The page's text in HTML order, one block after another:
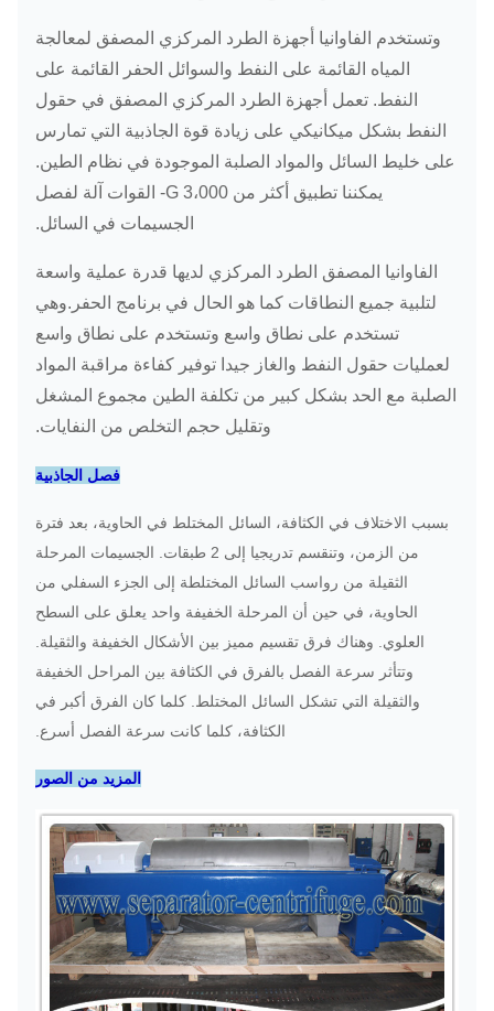
PNX-
418
355
4000
3175
22 / 7.5
16.5
3000
2113
30
55/15
3 ~
PDC-
18-
450
3300
2739
10 ~
20
37/11
20
500
3200
2860
45
55/11
540
2800
2366
15 ~
45/15
وتستخدم الفاوانيا أجهزة الطرد المركزي المصفق لمعالجة
المياه القائمة على النفط والسوائل الحفر القائمة على
النفط. تعمل أجهزة الطرد المركزي المصفق في حقول
النفط بشكل ميكانيكي على زيادة قوة الجاذبية التي تمارس
على خليط السائل والمواد الصلبة الموجودة في نظام الطين.
يمكننا تطبيق أكثر من 3،000 G- القوات آلة لفصل
الجسيمات في السائل.
الفاوانيا المصفق الطرد المركزي لديها قدرة عملية واسعة
لتلبية جميع النطاقات كما هو الحال في برنامج الحفر.وهي
تستخدم على نطاق واسع وتستخدم على نطاق واسع
لعمليات حقول النفط والغاز جيدا توفير كفاءة مراقبة المواد
الصلبة مع الحد بشكل كبير من تكلفة الطين مجموع المشغل
وتقليل حجم التخلص من النفايات.
فصل الجاذبية
بسبب الاختلاف في الكثافة، السائل المختلط في الحاوية، بعد فترة
من الزمن، وتنقسم تدريجيا إلى 2 طبقات.
الجسيمات المرحلة
الثقيلة من رواسب السائل المختلطة إلى الجزء السفلي من
الحاوية، في حين أن المرحلة الخفيفة واحد يعلق على السطح
العلوي.
وهناك فرق تقسيم مميز بين الأشكال الخفيفة والثقيلة.
وتتأثر سرعة الفصل بالفرق في الكثافة بين المراحل الخفيفة
والثقيلة التي تشكل السائل المختلط. كلما كان الفرق أكبر في
الكثافة، كلما كانت سرعة الفصل أسرع.
المزيد من الصور